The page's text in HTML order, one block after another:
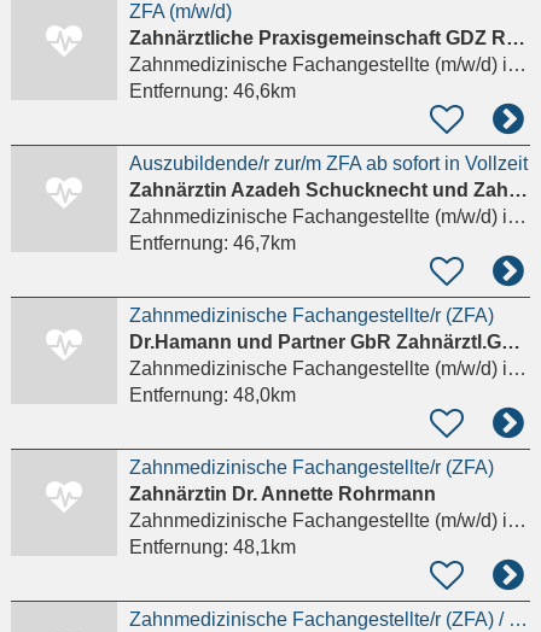
ZFA (m/w/d)
Zahnärztliche Praxisgemeinschaft GDZ Rostock Lütten-Klein in GbR
Zahnmedizinische Fachangestellte (m/w/d)in Rostock, Lütten Klein
Entfernung: 46,6km
Auszubildende/r zur/m ZFA ab sofort in Vollzeit
Zahnärztin Azadeh Schucknecht und Zahnarzt Eric Schucknech
Zahnmedizinische Fachangestellte (m/w/d)in Lüdersdorf, Herrnburg
Entfernung: 46,7km
Zahnmedizinische Fachangestellte/r (ZFA)
Dr.Hamann und Partner GbR Zahnärztl.Gemeinschaftspr
Zahnmedizinische Fachangestellte (m/w/d)in Rostock
Entfernung: 48,0km
Zahnmedizinische Fachangestellte/r (ZFA)
Zahnärztin Dr. Annette Rohrmann
Zahnmedizinische Fachangestellte (m/w/d)in Rostock
Entfernung: 48,1km
Zahnmedizinische Fachangestellte/r (ZFA) / Sofort (w,m,d)